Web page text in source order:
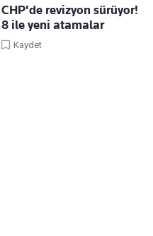
CHP'de revizyon sürüyor!
8 ile yeni atamalar
Kaydet